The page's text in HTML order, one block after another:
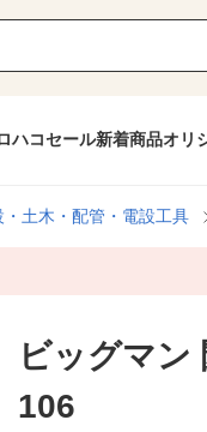
ハコセール新着商品オリ
・土木・配管・電設工具
ビッグマン
106